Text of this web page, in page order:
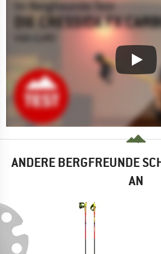
ANDERE BERGFREUNDE
AN